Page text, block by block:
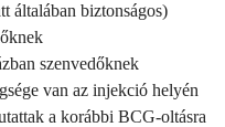
általában biztonságos)
szenvedőknek
van az injekció helyén
a korábbi BCG-oltásra